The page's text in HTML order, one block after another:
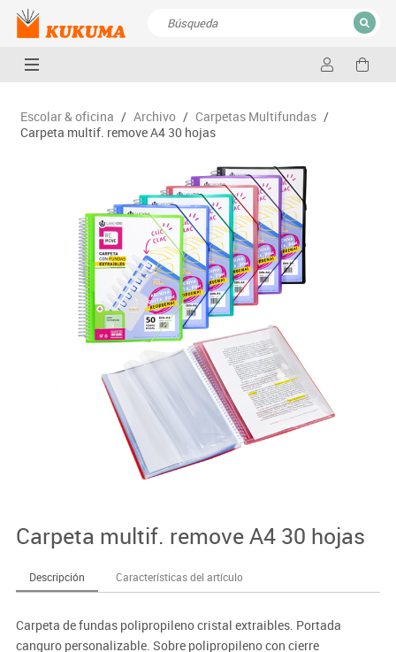
CERRAR
Escolar & oficina / Archivo / Carpetas Multifundas /
Carpeta multif. remove A4 30 hojas
Carpeta multif. remove A4 30 hojas
Descripción Características del artículo
Carpeta de fundas polipropileno cristal extraibles. Portada
canguro personalizable. Sobre polipropileno con cierre